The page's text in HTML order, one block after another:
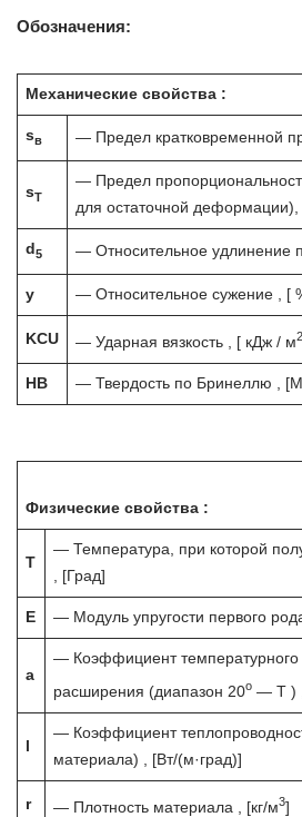
Обозначения:
Механические свойства :
sв — Предел кратковременной
sT
— Предел
для остаточной
d 5 — Относительное удлинение
y — Относительное сужение , [
KCU — Ударная вязкость , [ кДж / м2
HB — Твердость по Бринеллю ,
Физические свойства :
T
— Температура, при которой
, [Град]
E — Модуль упругости первого
a
— Коэффициент температурного
расширения (диапазон 20o— T ) ,
— Коэффициент
материала) , [Вт/(м·град)]
r — Плотность материала , [кг/м3]